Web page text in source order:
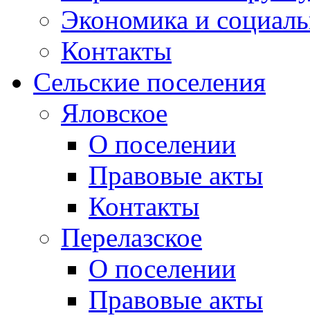
Экономика и
Контакты
Сельские поселения
Яловское
О поселении
Правовые акты
Контакты
Перелазское
О поселении
Правовые акты